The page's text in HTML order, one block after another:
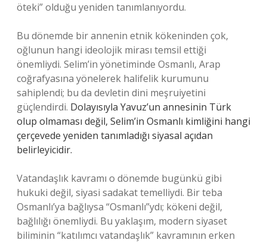
öteki” olduğu yeniden tanımlanıyordu.
Bu dönemde bir annenin etnik kökeninden çok,
oğlunun hangi ideolojik mirası temsil ettiği
önemliydi. Selim’in yönetiminde Osmanlı, Arap
coğrafyasına yönelerek halifelik kurumunu
sahiplendi; bu da devletin dini meşruiyetini
güçlendirdi. Dolayısıyla Yavuz’un annesinin Türk
olup olmaması değil, Selim’in Osmanlı kimliğini hangi
çerçevede yeniden tanımladığı siyasal açıdan
belirleyicidir.
Vatandaşlık kavramı o dönemde bugünkü gibi
hukuki değil, siyasi sadakat temelliydi. Bir teba
Osmanlı’ya bağlıysa “Osmanlı”ydı; kökeni değil,
bağlılığı önemliydi. Bu yaklaşım, modern siyaset
biliminin “katılımcı vatandaşlık” kavramının erken